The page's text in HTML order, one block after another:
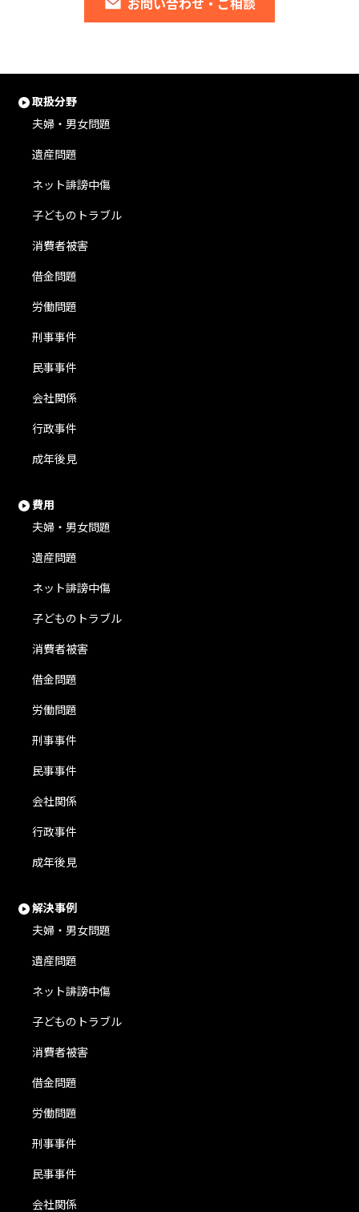
取扱分野
夫婦・男女問題
遺産問題
ネット誹謗中傷
子どものトラブル
消費者被害
借金問題
労働問題
刑事事件
民事事件
会社関係
行政事件
成年後見
費用
夫婦・男女問題
遺産問題
ネット誹謗中傷
子どものトラブル
消費者被害
借金問題
労働問題
刑事事件
民事事件
会社関係
行政事件
成年後見
解決事例
夫婦・男女問題
遺産問題
ネット誹謗中傷
子どものトラブル
消費者被害
借金問題
労働問題
刑事事件
民事事件
会社関係